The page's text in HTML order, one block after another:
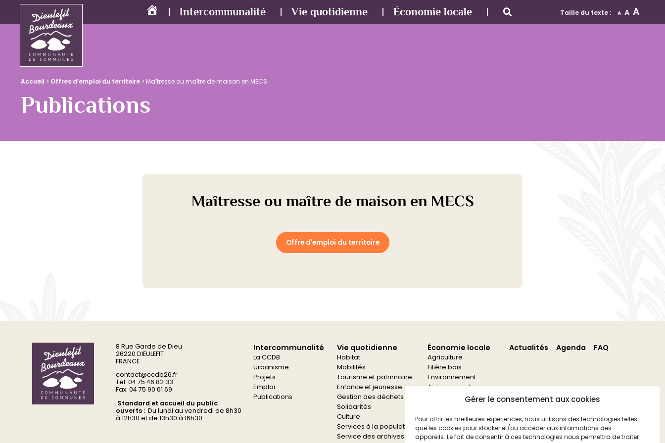
Gérer le consentement aux cookies
Pour offrir les meilleures expériences, nous utilisons des technologies telles
que les cookies pour stocker et/ou accéder aux informations des
appareils. Le fait de consentir à ces technologies nous permettra de traiter
Accueil Intercommunalité Vie quotidienne Économie locale Taille du texte : A A A
Accueil > Offres d’emploi du territoire > Maîtresse ou maître de maison en MECS
Publications
Offre d'emploi du territoire
Maîtresse ou maître de maison en MECS
8 Rue Garde de Dieu
26220 DIEULEFIT
FRANCE
contact@ccdb26.fr
Tél: 04 75 46 82 33
Fax: 04 75 90 61 69
Standard et accueil du public
ouverts :Du lundi au vendredi de 8h30
à 12h30 et de 13h30 à 16h30
Intercommunalité
La CCDB
Urbanisme
Projets
Emploi
Publications
Vie quotidienne
Habitat
Mobilités
Tourisme et patrimoine
Enfance et jeunesse
Gestion des déchets
Solidarités
Culture
Services à la population
Service des archives
Économie locale
Agriculture
Filière bois
Environnement
Aides aux entreprises
Aides aux associations
Actualités Agenda FAQ